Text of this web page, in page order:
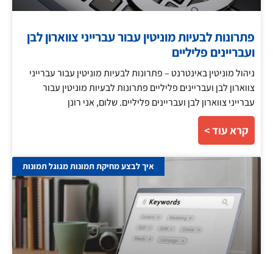
פתרונות לבעיות מוניטין עבור עברייני צווארון לבן
ועבריינים פליליים
ניהול מוניטין באינטרנט – פתרונות לבעיות מוניטין עבור עברייני
צווארון לבן ועבריינים פליליים פתרונות לבעיות מוניטין עבור
עברייני צווארון לבן ועבריינים פליליים. שלום, אני רונן
קרא עוד >
איך לבצע מחיקת תמונות מגוגל תמונות